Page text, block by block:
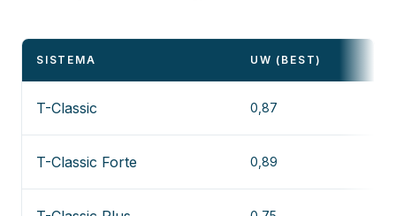
SISTEMA UW (BEST)
T-Classic 0,87
T-Classic Forte 0,89